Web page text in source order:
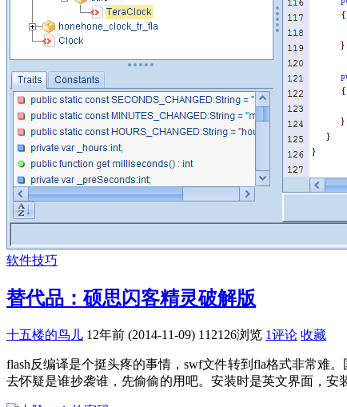
软件技巧
替代品：硕思闪客精灵破解版
十五楼的鸟儿 12年前 (2014-11-09) 112126浏览 1评论 收藏
flash反编译是个挺头疼的事情，swf文件转到fla格式非常难
去怀疑是谁抄袭谁，先偷偷的用吧。安装时是英文界面，